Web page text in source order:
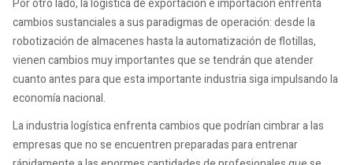
cambios sustanciales a sus paradigmas de operación: desde la
robotización de almacenes hasta la automatización de flotillas,
vienen cambios muy importantes que se tendrán que atender
cuanto antes para que esta importante industria siga impulsando la
economía nacional.
La industria logística enfrenta cambios que podrían cimbrar a las
empresas que no se encuentren preparadas para entrenar